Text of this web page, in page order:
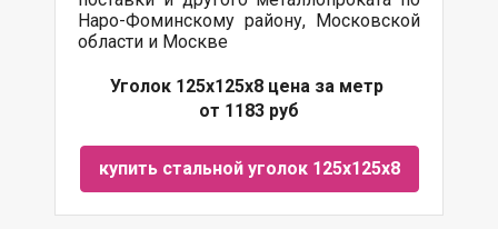
Наро-Фоминскому району, Московской
области и Москве
Уголок 125х125х8 цена за метр
от 1183 руб
купить стальной уголок 125х125х8